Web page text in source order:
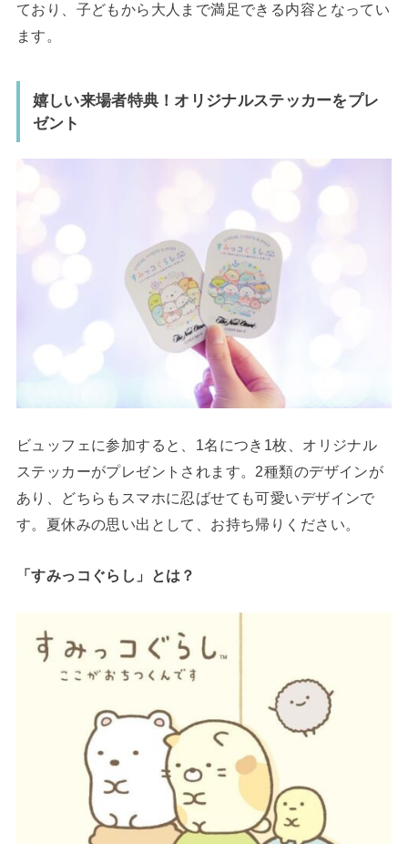
ており、子どもから大人まで満足できる内容となってい
ます。
嬉しい来場者特典！オリジナルステッカーをプレ
ゼント
ビュッフェに参加すると、1名につき1枚、オリジナル
ステッカーがプレゼントされます。2種類のデザインが
あり、どちらもスマホに忍ばせても可愛いデザインで
す。夏休みの思い出として、お持ち帰りください。
「すみっコぐらし」とは？